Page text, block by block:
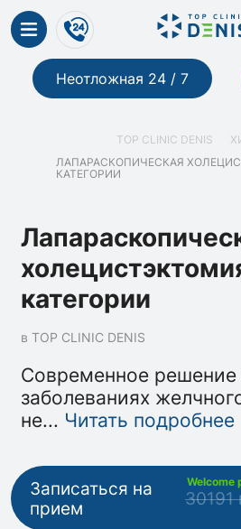
Неотложная 24 / 7
TOP CLINIC DENIS
ЛАПАРАСКОПИЧЕСКАЯ
КАТЕГОРИИ
категории
в TOP CLINIC DENIS
Современное решение
заболеваниях
не... Читать подробнее
Записаться на
прием
Welcome
30191